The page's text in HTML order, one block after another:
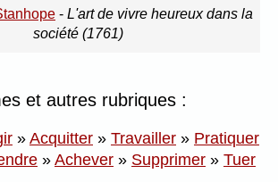
- L'art de vivre heureux dans la
société (1761)
et autres rubriques :
» Acquitter » Travailler » Pratiquer
» Achever » Supprimer » Tuer